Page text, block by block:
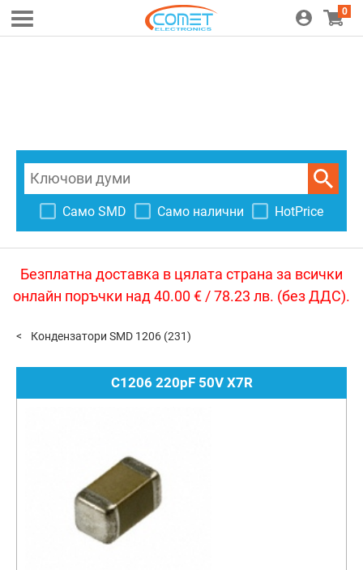
0
Само SMD Само налични HotPrice
Безплатна доставка в цялата страна за всички
онлайн поръчки над 40.00 € / 78.23 лв. (без ДДС).
Кондензатори SMD 1206 (231)
C1206 220pF 50V X7R